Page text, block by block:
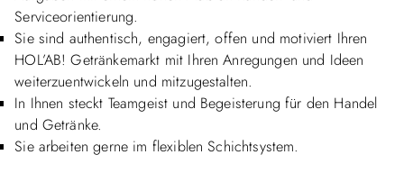
Serviceorientierung.
Sie sind authentisch, engagiert, offen und motiviert Ihren
HOL’AB! Getränkemarkt mit Ihren Anregungen und Ideen
weiterzuentwickeln und mitzugestalten.
In Ihnen steckt Teamgeist und Begeisterung für den Handel
und Getränke.
Sie arbeiten gerne im flexiblen Schichtsystem.